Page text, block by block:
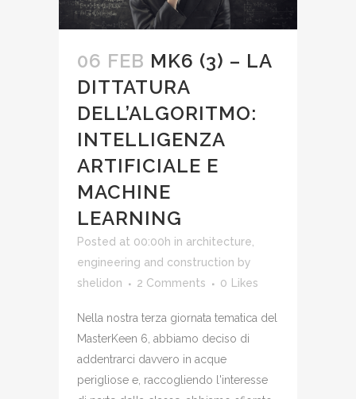
06 FEB MK6 (3) – LA
DITTATURA
DELL’ALGORITMO:
INTELLIGENZA
ARTIFICIALE E
MACHINE
LEARNING
Posted at 00:00h in architecture,
engineering and construction by
shelidon
2 Comments 0 Likes
Nella nostra terza giornata tematica del
MasterKeen 6, abbiamo deciso di
addentrarci davvero in acque
perigliose e, raccogliendo l'interesse